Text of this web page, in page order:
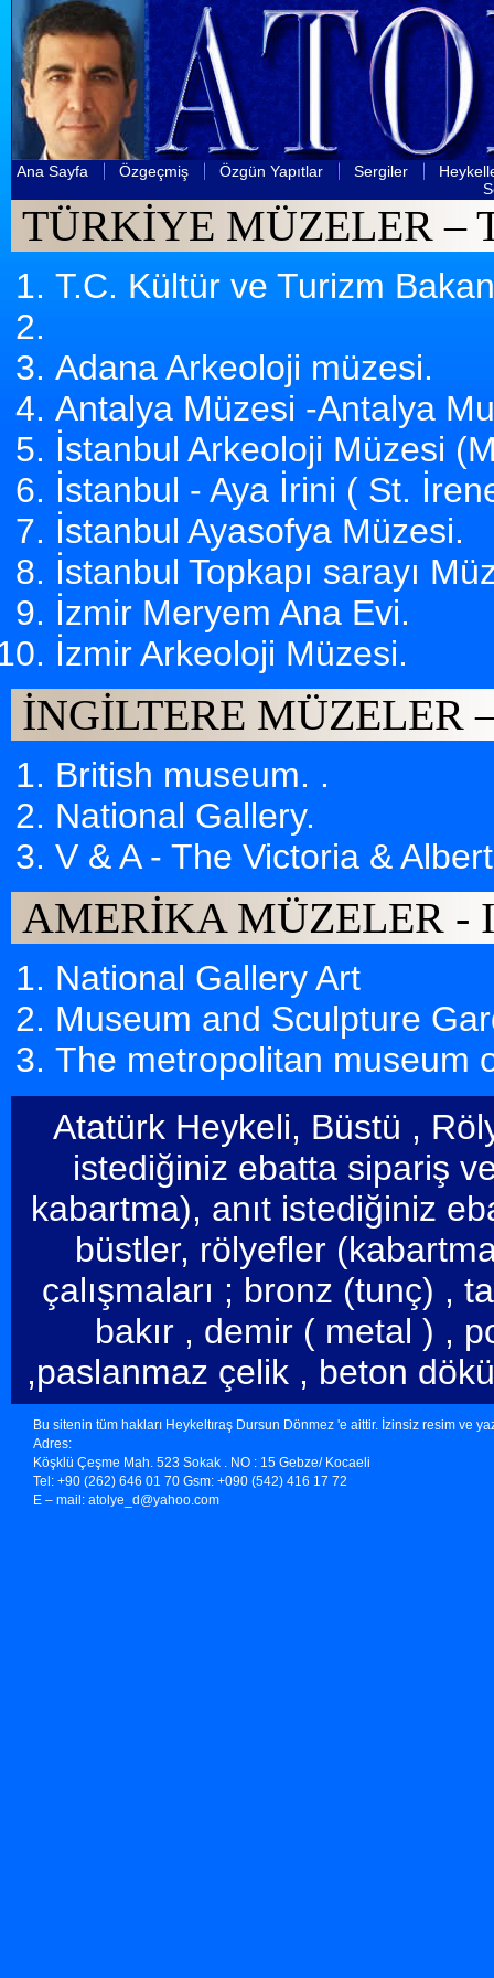
Ana Sayfa Özgeçmiş Özgün Yapıtlar Sergiler
TÜRKİYE MÜZELER –
T.C. Kültür ve Turizm
Adana Arkeoloji müzesi.
Antalya Müzesi -Antalya
İstanbul Arkeoloji Müzesi
İstanbul - Aya İrini ( St.
İstanbul Ayasofya Müzesi.
İstanbul Topkapı sarayı
İzmir Meryem Ana Evi.
İzmir Arkeoloji Müzesi.
İNGİLTERE MÜZELER
British museum. .
National Gallery.
V & A - The Victoria &
AMERİKA MÜZELER -
National Gallery Art
Museum and Sculpture
The metropolitan museum
Atatürk Heykeli, Büstü ,
istediğiniz ebatta sipariş
kabartma), anıt istediğiniz
büstler, rölyefler
çalışmaları ; bronz (tunç) ,
bakır , demir ( metal ) ,
,paslanmaz çelik , beton
Bu sitenin tüm hakları Heykeltıraş Dursun Dönmez 'e aittir. İzinsiz resim ve
Adres:
Köşklü Çeşme Mah. 523 Sokak . NO : 15 Gebze/ Kocaeli
Tel: +90 (262) 646 01 70 Gsm: +090 (542) 416 17 72
E – mail: atolye_d@yahoo.com